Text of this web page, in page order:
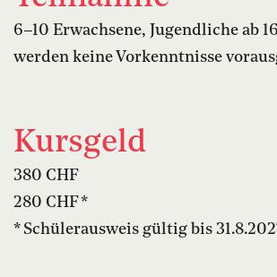
6–10 Erwachsene, Jugendliche ab
werden keine Vorkenntnisse
Kursgeld
380 CHF
280 CHF *
* Schülerausweis gültig bis